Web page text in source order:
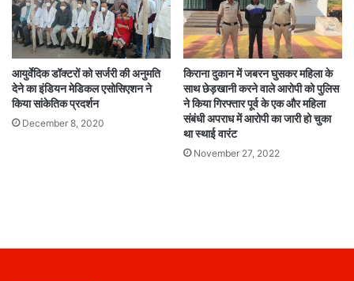
आयुर्वेदिक डॉक्टरों को सर्जरी की अनुमति
देने का इंडियन मेडिकल एसोसिएशन ने
किया सांकेतिक प्रदर्शन
December 8, 2020
किराना दुकान में जबरन घुसकर महिला के
साथ छेड़खानी करने वाले आरोपी को पुलिस
ने किया गिरफ्तार पूर्व के एक और महिला
संबंधी अपराध में आरोपी का जारी हो चुका
था स्थाई वारंट
November 27, 2022